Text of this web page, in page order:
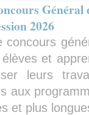
2026
concours
et
leurs
aux
et plus